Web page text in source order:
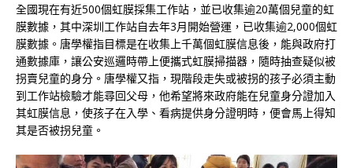
全國現在有近500個虹膜採集工作站，並已收集逾20萬個兒童的虹
膜數據，其中深圳工作站自去年3月開始營運，已收集逾2,000個虹
膜數據。唐學權指目標是在收集上千萬個虹膜信息後，能與政府打
通數據庫，讓公安巡邏時帶上便攜式虹膜掃描器，隨時抽查疑似被
拐賣兒童的身分。唐學權又指，現階段走失或被拐的孩子必須主動
到工作站檢驗才能尋回父母，他希望將來政府能在兒童身分證加入
其虹膜信息，使孩子在入學、看病提供身分證明時，便會馬上得知
其是否被拐兒童。